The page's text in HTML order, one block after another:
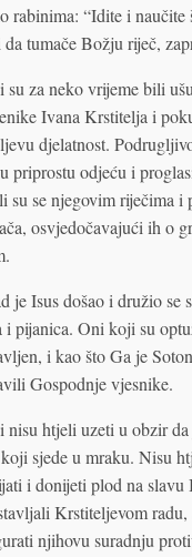
rabinima: “Idite i
tumače Božju riječ,
su za neko vrijeme bili
Ivana Krstitelja i
djelatnost.
priprostu odjeću i
su se njegovim riječima i
osvjedočavajući ih o
je Isus došao i družio
i pijanica. Oni koji su
i kao što Ga je
Gospodnje vjesnike.
nisu htjeli uzeti u obzir
sjede u mraku. Nisu
i donijeti plod na slavu
Krstiteljevom
njihovu suradnju